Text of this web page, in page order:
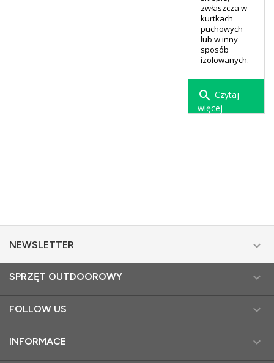
zwłaszcza w
kurtkach
puchowych
lub w inny
sposób
izolowanych.
search Czytaj
więcej
NEWSLETTER 
SPRZĘT OUTDOOROWY 
FOLLOW US 
INFORMACE 